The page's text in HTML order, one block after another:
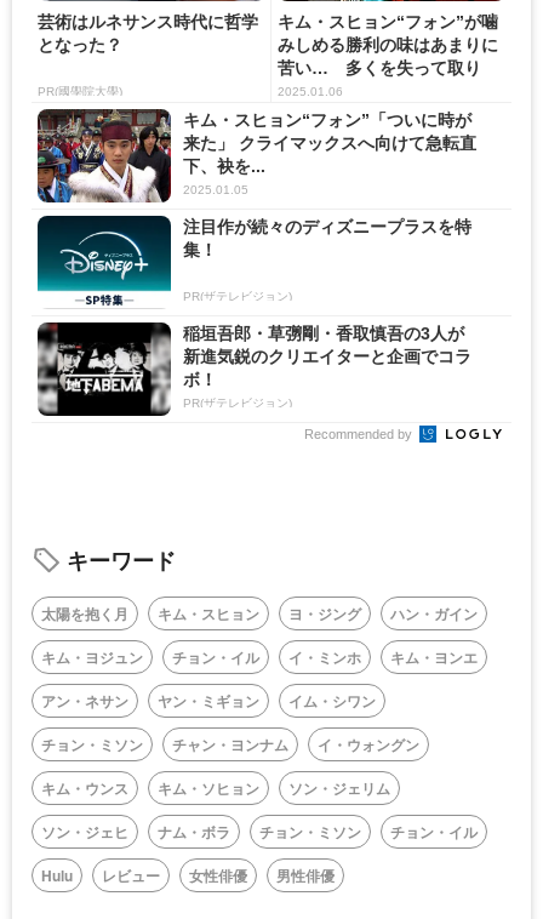
芸術はルネサンス時代に哲学
となった？
PR(國學院大學)
キム・スヒョン“フォン”が噛
みしめる勝利の味はあまりに
苦い… 多くを失って取り
戻...
2025.01.06
キム・スヒョン“フォン”「ついに時が
来た」 クライマックスへ向けて急転直
下、袂を...
2025.01.05
注目作が続々のディズニープラスを特
集！
PR(ザテレビジョン)
稲垣吾郎・草彅剛・香取慎吾の3人が
新進気鋭のクリエイターと企画でコラ
ボ！
PR(ザテレビジョン)
Recommended by
キーワード
太陽を抱く月 キム・スヒョン ヨ・ジング
ハン・ガイン
キム・ヨジュン
チョン・イル イ・ミンホ
キム・ヨンエ
アン・ネサン
ヤン・ミギョン
イム・シワン
チョン・ミソン
チャン・ヨンナム
イ・ウォングン
キム・ウンス
キム・ソヒョン
ソン・ジェリム
ソン・ジェヒ
ナム・ボラ チョン・ミソン
チョン・イル
Hulu
レビュー 女性俳優 男性俳優